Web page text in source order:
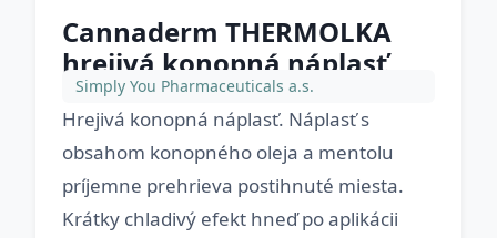
Cannaderm THERMOLKA
hrejivá konopná náplasť
Simply You Pharmaceuticals a.s.
Hrejivá konopná náplasť. Náplasť s
obsahom konopného oleja a mentolu
príjemne prehrieva postihnuté miesta.
Krátky chladivý efekt hneď po aplikácii